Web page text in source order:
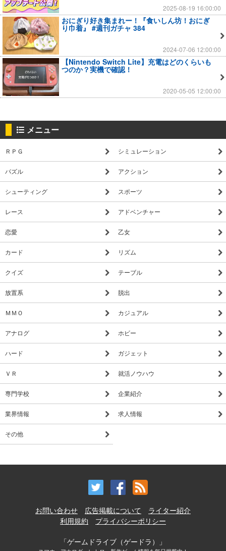
2025-08-19 16:00:00
おにぎり好き集まれー！『食いしん坊！おにぎ
り巾着』 #週刊ガチャ 384
2024-07-06 12:00:00
【Nintendo Switch Lite】充電はどのくらいも
つのか？実機で確認！
2020-05-05 12:00:00
メニュー
ＲＰＧ シミュレーション
パズル アクション
シューティング スポーツ
レース アドベンチャー
恋愛 乙女
カード リズム
クイズ テーブル
放置系 脱出
ＭＭＯ カジュアル
アナログ ホビー
ハード ガジェット
ＶＲ 就活ノウハウ
専門学校 企業紹介
業界情報 求人情報
その他
お問い合わせ 広告掲載について
ライター紹介
利用規約
プライバシーポリシー
「ゲームドライブ（ゲードラ）」